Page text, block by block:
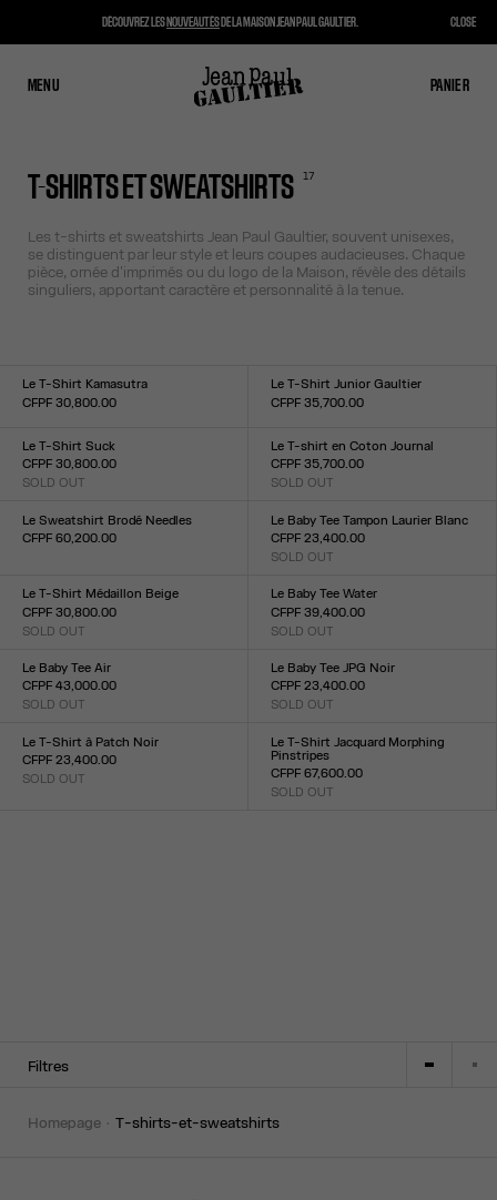
MENU PANIER
FERMER PANIER
T-SHIRTS ET SWEATSHIRTS 17
Les t-shirts et sweatshirts Jean Paul Gaultier, souvent unisexes,
se distinguent par leur style et leurs coupes audacieuses. Chaque
pièce, ornée d'imprimés ou du logo de la Maison, révèle des détails
singuliers, apportant caractère et personnalité à la tenue.
Le T-Shirt Kamasutra
CFPF 30,800.00
XXS XS S M LXL XXL
Le T-Shirt Junior Gaultier
CFPF 35,700.00
XXS XS S M XLXXL
Le T-Shirt Suck
CFPF 30,800.00
SOLD OUT
XXS
M L XL XXL
Le T-shirt en Coton Journal
CFPF 35,700.00
SOLD OUT
XXS XS SM XL
Le Sweatshirt Brodé Needles
CFPF 60,200.00
Le Baby Tee Tampon Laurier Blanc
CFPF 23,400.00
SOLD OUT
XXS XS SM XLXXL
Le T-Shirt Médaillon Beige
CFPF 30,800.00
SOLD OUT
XXS XS SM XL
Le Baby Tee Water
CFPF 39,400.00
SOLD OUT
XXS XS SM XLXXL
Le Baby Tee Air
CFPF 43,000.00
SOLD OUT
XXS XS S M L XL XXL
Le Baby Tee JPG Noir
CFPF 23,400.00
SOLD OUT
XXS XS S M LXL
Le T-Shirt à Patch Noir
CFPF 23,400.00
SOLD OUT
Le T-Shirt Jacquard Morphing
Pinstripes
CFPF 67,600.00
SOLD OUT
Filtres
homepage t-shirts-et-sweatshirts
DÉCOUVREZ LESNOUVEAUTÉSDE LA MAISON JEAN PAUL GAULTIER. CLOSE